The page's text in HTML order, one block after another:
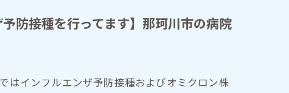
防接種を行ってます】那珂川市の病院
はインフルエンザ予防接種およびオミクロン株